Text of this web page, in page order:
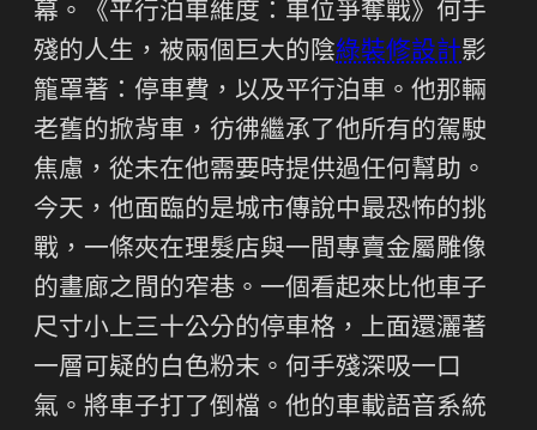
幕。《平行泊車維度：車位爭奪戰》何手
殘的人生，被兩個巨大的陰綠裝修設計影
籠罩著：停車費，以及平行泊車。他那輛
老舊的掀背車，彷彿繼承了他所有的駕駛
焦慮，從未在他需要時提供過任何幫助。
今天，他面臨的是城市傳說中最恐怖的挑
戰，一條夾在理髮店與一間專賣金屬雕像
的畫廊之間的窄巷。一個看起來比他車子
尺寸小上三十公分的停車格，上面還灑著
一層可疑的白色粉末。何手殘深吸一口
氣。將車子打了倒檔。他的車載語音系統